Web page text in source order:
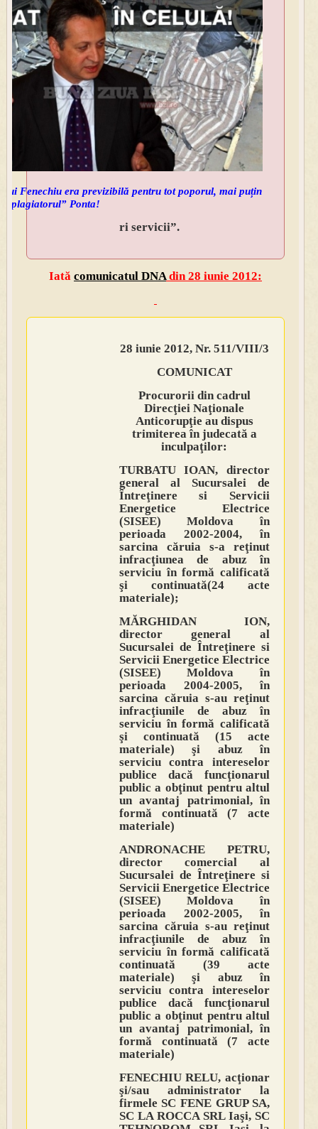
lui Fenechiu era previzibilă pentru tot poporul, mai puțin
plagiatorul” Ponta!
ri servicii”.
Iată comunicatul DNAdin 28 iunie 2012:
28 iunie 2012, Nr. 511/VIII/3
COMUNICAT
Procurorii din cadrul
Direcţiei Naţionale
Anticorupţie au dispus
trimiterea în judecată a
inculpaţilor:
TURBATU IOAN, director
general al Sucursalei de
Întreţinere si Servicii
Energetice Electrice
(SISEE) Moldova în
perioada 2002-2004, în
sarcina căruia s-a reţinut
infracţiunea de abuz în
serviciu în formă calificată
şi continuată(24 acte
materiale);
MĂRGHIDAN ION,
director general al
Sucursalei de Întreţinere si
Servicii Energetice Electrice
(SISEE) Moldova în
perioada 2004-2005, în
sarcina căruia s-au reţinut
infracţiunile de abuz în
serviciu în formă calificată
şi continuată (15 acte
materiale) şi abuz în
serviciu contra intereselor
publice dacă funcţionarul
public a obţinut pentru altul
un avantaj patrimonial, în
formă continuată (7 acte
materiale)
ANDRONACHE PETRU,
director comercial al
Sucursalei de Întreţinere si
Servicii Energetice Electrice
(SISEE) Moldova în
perioada 2002-2005, în
sarcina căruia s-au reţinut
infracţiunile de abuz în
serviciu în formă calificată
continuată (39 acte
materiale) şi abuz în
serviciu contra intereselor
publice dacă funcţionarul
public a obţinut pentru altul
un avantaj patrimonial, în
formă continuată (7 acte
materiale)
FENECHIU RELU, acţionar
şi/sau administrator la
firmele SC FENE GRUP SA,
SC LA ROCCA SRL Iaşi, SC